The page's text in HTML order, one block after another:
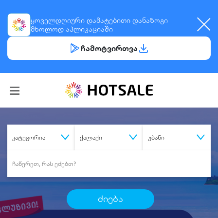
ყოველდღიური დამატებითი დანაზოგი
მხოლოდ აპლიკაციაში
ჩამოტვირთვა
კატეგორია ქალაქი უბანი
ძიება